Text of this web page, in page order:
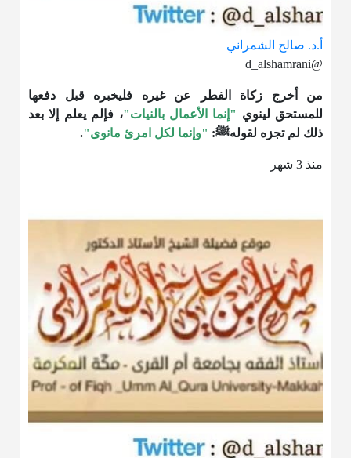
أ.د. صالح الشمراني
@d_alshamrani
من أخرج زكاة الفطر عن غيره فليخبره قبل دفعها
للمستحق لينوي "إنما الأعمال بالنيات"، فإلم يعلم إلا بعد
ذلك لم تجزه لقولهﷺ: "وإنما لكل امرئ مانوى".
منذ 3 شهر